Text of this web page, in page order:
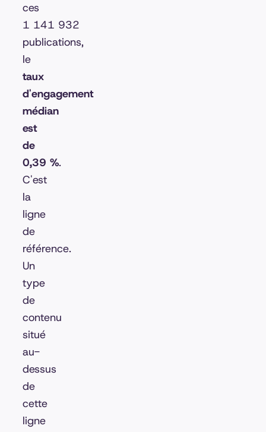
ces
1 141 932
publications,
le
taux
d'engagement
médian
est
de
0,39 %.
C'est
la
ligne
de
référence.
Un
type
de
contenu
situé
au-
dessus
de
cette
ligne